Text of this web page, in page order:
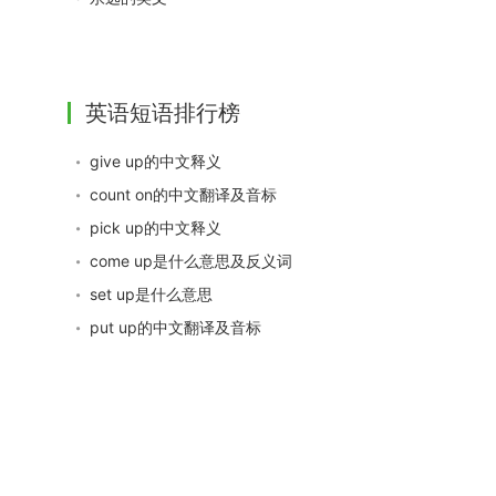
英语短语排行榜
give up的中文释义
count on的中文翻译及音标
pick up的中文释义
come up是什么意思及反义词
set up是什么意思
put up的中文翻译及音标